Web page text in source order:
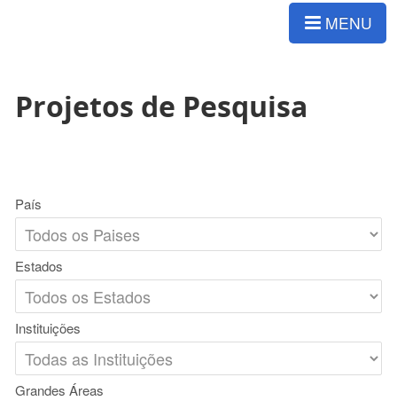
MENU
Projetos de Pesquisa
País
Estados
Instituições
Grandes Áreas